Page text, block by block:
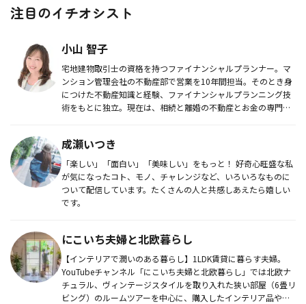
注目のイチオシスト
小山 智子
宅地建物取引士の資格を持つファイナンシャルプランナー。マ
ンション管理会社の不動産部で営業を10年間担当。そのとき身
につけた不動産知識と経験、ファイナンシャルプランニング技
術をもとに独立。現在は、相続と離婚の不動産とお金の専門家
成瀬いつき
「楽しい」「面白い」「美味しい」をもっと！ 好奇心旺盛な私
が気になったコト、モノ、チャレンジなど、いろいろなものに
ついて配信しています。たくさんの人と共感しあえたら嬉しい
です。
にこいち夫婦と北欧暮らし
【インテリアで潤いのある暮らし】1LDK賃貸に暮らす夫婦。
YouTubeチャンネル「にこいち夫婦と北欧暮らし」では北欧ナ
チュラル、ヴィンテージスタイルを取り入れた狭い部屋（6畳リ
ビング）のルームツアーを中心に、購入したインテリア品や観